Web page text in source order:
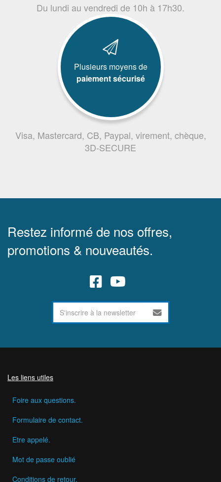
Du lundi au vendredi de 10h à 17h30.
Plusieurs moyens de
paiement sécurisé
Visa, Mastercard, CB, Paypal, virement, chèque,
3D-SECURE
Restez informé de nos offres,
promotions & nouveautés.
Les liens utiles
Foire aux questions.
Formulaire de contact.
Etre appelé.
Mot de passe oublié
Conditions de retour.